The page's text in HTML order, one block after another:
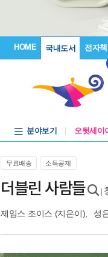
HOME 국내도서 전자책
분야보기 오뒷세이
무료배송 소득공제
더블린 사람들
제임스 조이스 (지은이), 성